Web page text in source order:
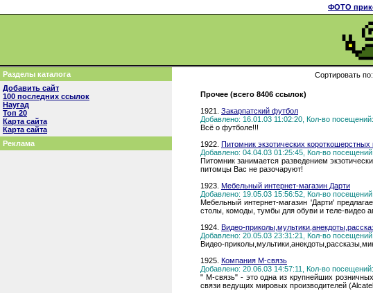
ФОТО
Разделы каталога
Добавить сайт
100 последних ссылок
Наугад
Топ 20
Карта сайта
Карта сайта
Реклама
Сортировать по:
Прочее (всего 8406 ссылок)
1921. Закарпатский футбол
Добавлено: 16.01.03 11:02:20, Кол-во посещений:
Всё о футболе!!!
1922. Питомник экзотических
Добавлено: 04.04.03 01:25:45, Кол-во посещений:
Питомник занимается разведением
питомцы Вас не разочаруют!
1923. Мебельный интернет-магазин Дарти
Добавлено: 19.05.03 15:56:52, Кол-во посещений:
Мебельный интернет-магазин 'Дарти'
столы, комоды, тумбы для обуви и теле-видео
1924. Видео-
Добавлено: 20.05.03 23:31:21, Кол-во посещений:
Видео-
1925. Компания М-связь
Добавлено: 20.06.03 14:57:11, Кол-во посещений:
" М-связь" - это одна из крупнейших
связи ведущих мировых производителей